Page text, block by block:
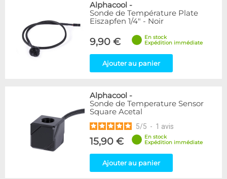
Alphacool -
Sonde de Température Plate
Eiszapfen 1/4" - Noir
9,90 €
En stock
Expédition immédiate
Ajouter au panier
Alphacool -
Sonde de Temperature Sensor
Square Acetal
5/5 - 1 avis
15,90 €
En stock
Expédition immédiate
Ajouter au panier